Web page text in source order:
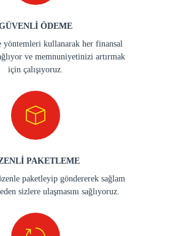
ÖDEME
yöntemleri kullanarak her finansal
ve memnuniyetinizi artırmak
için çalışıyoruz.
PAKETLEME
paketleyip göndererek sağlam
sizlere ulaşmasını sağlıyoruz.